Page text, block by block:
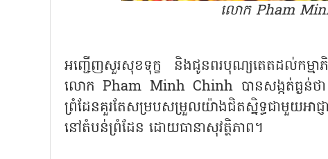
លោក Pham
អញ្ជើញសួរសុខទុក្ខ និងជូនពរបុណ្យតេតដល់កម្មា
លោក Pham Minh Chinh បានសង្កត់ធ្ងន់ថា
ព្រំដែនគួរតែសម្របសម្រួលយ៉ាងជិតស្និទ្ធជាមួយអា
នៅតំបន់ព្រំដែន ដោយធានាសុវត្ថិភាព។